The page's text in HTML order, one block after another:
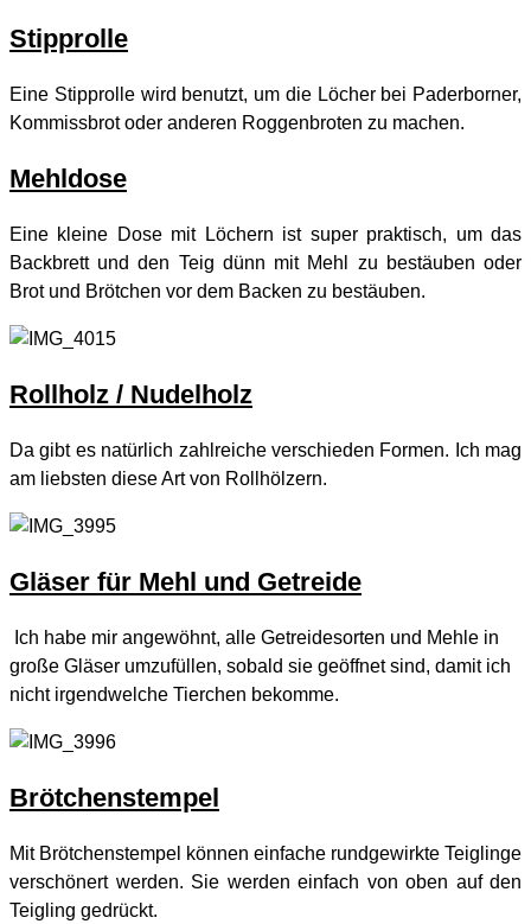
Stipprolle
Eine Stipprolle wird benutzt, um die Löcher bei Paderborner,
Kommissbrot oder anderen Roggenbroten zu machen.
Mehldose
Eine kleine Dose mit Löchern ist super praktisch, um das
Backbrett und den Teig dünn mit Mehl zu bestäuben oder
Brot und Brötchen vor dem Backen zu bestäuben.
Rollholz / Nudelholz
Da gibt es natürlich zahlreiche verschieden Formen. Ich mag
am liebsten diese Art von Rollhölzern.
Gläser für Mehl und Getreide
Ich habe mir angewöhnt, alle Getreidesorten und Mehle in
große Gläser umzufüllen, sobald sie geöffnet sind, damit ich
nicht irgendwelche Tierchen bekomme.
Brötchenstempel
Mit Brötchenstempel können einfache rundgewirkte Teiglinge
verschönert werden. Sie werden einfach von oben auf den
Teigling gedrückt.